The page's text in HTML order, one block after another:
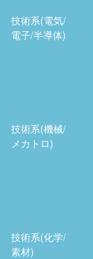
技術系(電気/
電子/半導体)
技術系(機械/
メカトロ)
技術系(化学/
素材)